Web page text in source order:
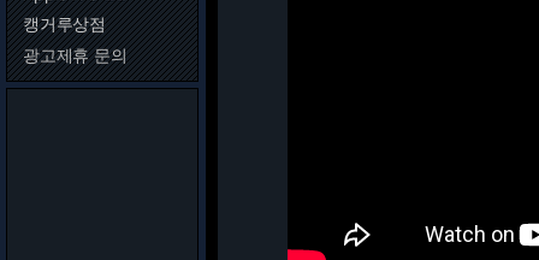
캥거루상점
광고제휴 문의